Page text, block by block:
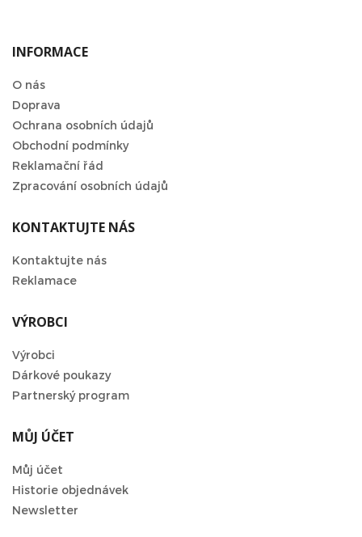
INFORMACE
O nás
Doprava
Ochrana osobních údajů
Obchodní podmínky
Reklamační řád
Zpracování osobních údajů
KONTAKTUJTE NÁS
Kontaktujte nás
Reklamace
VÝROBCI
Výrobci
Dárkové poukazy
Partnerský program
MŮJ ÚČET
Můj účet
Historie objednávek
Newsletter